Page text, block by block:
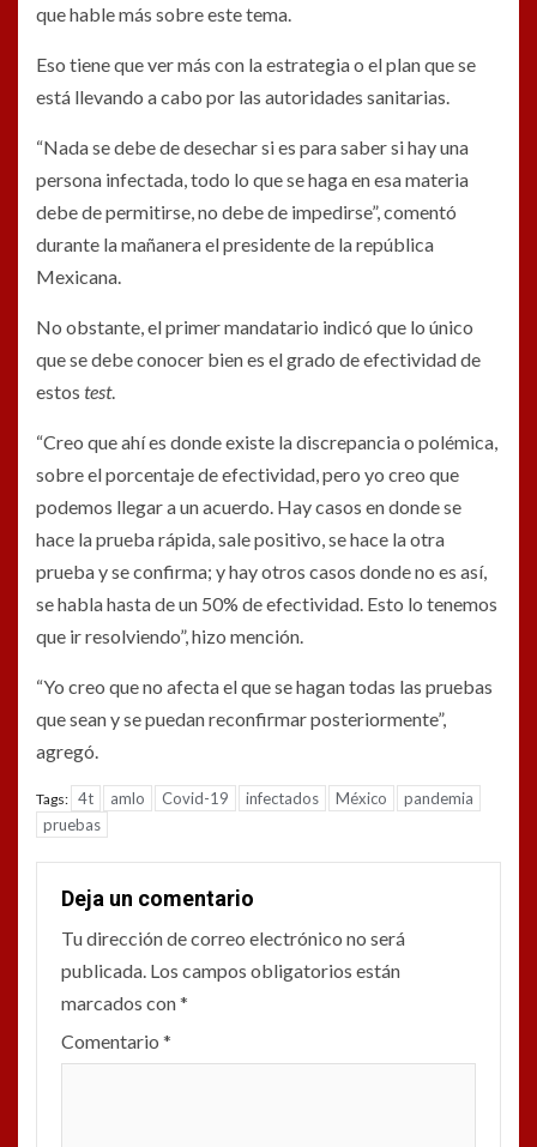
que hable más sobre este tema.
Eso tiene que ver más con la estrategia o el plan que se
está llevando a cabo por las autoridades sanitarias.
“Nada se debe de desechar si es para saber si hay una
persona infectada, todo lo que se haga en esa materia
debe de permitirse, no debe de impedirse”, comentó
durante la mañanera el presidente de la república
Mexicana.
No obstante, el primer mandatario indicó que lo único
que se debe conocer bien es el grado de efectividad de
estos test.
“Creo que ahí es donde existe la discrepancia o polémica,
sobre el porcentaje de efectividad, pero yo creo que
podemos llegar a un acuerdo. Hay casos en donde se
hace la prueba rápida, sale positivo, se hace la otra
prueba y se confirma; y hay otros casos donde no es así,
se habla hasta de un 50% de efectividad. Esto lo tenemos
que ir resolviendo”, hizo mención.
“Yo creo que no afecta el que se hagan todas las pruebas
que sean y se puedan reconfirmar posteriormente”,
agregó.
Tags: 4t amlo Covid-19 infectados México
pandemia
pruebas
Deja un comentario
Tu dirección de correo electrónico no será
publicada. Los campos obligatorios están
marcados con*
Comentario *